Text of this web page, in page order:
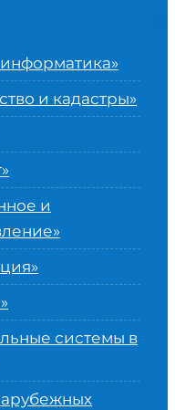
и кадастры»
и
системы в